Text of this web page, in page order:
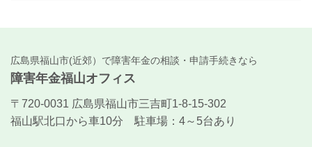
広島県福山市(近郊）で障害年金の相談・申請手続きなら
障害年金福山オフィス
〒720-0031 広島県福山市三吉町1-8-15-302
福山駅北口から車10分 駐車場：4～5台あり